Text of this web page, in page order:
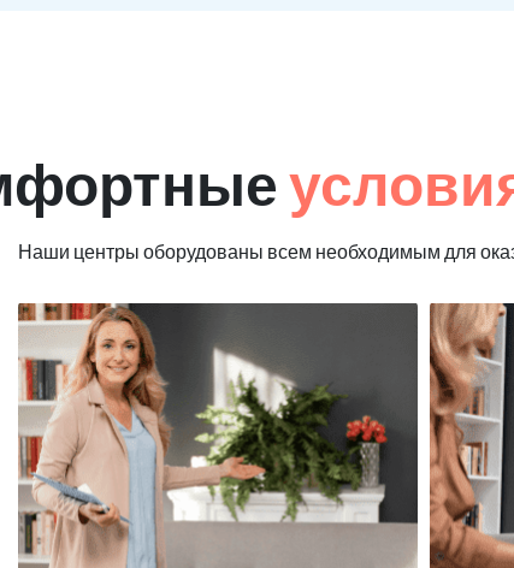
Наши центры оборудованы всем необходимым для